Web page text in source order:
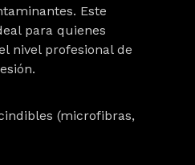
Este
para quienes
nivel profesional de
(microfibras,